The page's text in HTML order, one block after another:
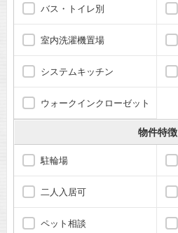
バス・トイレ別
室内洗濯機置場
システムキッチン
ウォークインクローゼット
物件特徴
駐輪場
二人入居可
ペット相談